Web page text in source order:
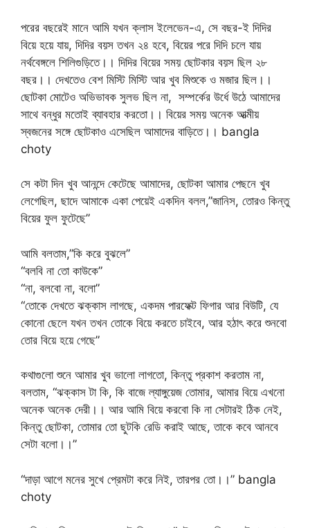
পরের বছরেই মানে আমি যখন ক্লাস ইলেভেন-এ, সে বছর-ই দিদির
বিয়ে হয়ে যায়, দিদির বয়স তখন ২৪ হবে, বিয়ের পরে দিদি চলে যায়
নর্থবেঙ্গলে শিলিগুড়িতে।। দিদির বিয়ের সময় ছোটকার বয়স ছিল ২৮
বছর।। দেখতেও বেশ মিস্টি মিস্টি আর খুব মিশুকে ও মজার ছিল।।
ছোটকা মোটেও অভিভাবক সুলভ ছিল না, সম্পর্কের উর্ধে উঠে আমাদের
সাথে বন্ধুর মতোই ব্যাবহার করতো।। বিয়ের সময় অনেক আত্মীয়
স্বজনের সঙ্গে ছোটকাও এসেছিল আমাদের বাড়িতে।। bangla
choty
সে কটা দিন খুব আনন্দে কেটেছে আমাদের, ছোটকা আমার পেছনে খুব
লেগেছিল, ছাদে আমাকে একা পেয়েই একদিন বলল,”জানিস, তোরও কিন্তু
বিয়ের ফুল ফুটেছে”
আমি বলতাম,”কি করে বুঝলে”
“বলবি না তো কাউকে”
“না, বলবো না, বলো”
“তোকে দেখতে ঝক্কাস লাগছে, একদম পারফেক্ট ফিগার আর বিউটি, যে
কোনো ছেলে যখন তখন তোকে বিয়ে করতে চাইবে, আর হঠাৎ করে শুনবো
তোর বিয়ে হয়ে গেছে”
কথাগুলো শুনে আমার খুব ভালো লাগতো, কিন্তু প্রকাশ করতাম না,
বলতাম, “ঝক্কাস টা কি, কি বাজে ল্যাঙ্গুয়েজ তোমার, আমার বিয়ে এখনো
অনেক অনেক দেরী।। আর আমি বিয়ে করবো কি না সেটারই ঠিক নেই,
কিন্তু ছোটকা, তোমার তো ছুটকি রেডি করাই আছে, তাকে কবে আনবে
সেটা বলো।।”
“দাড়া আগে মনের সুখে প্রেমটা করে নিই, তারপর তো।।” bangla
choty